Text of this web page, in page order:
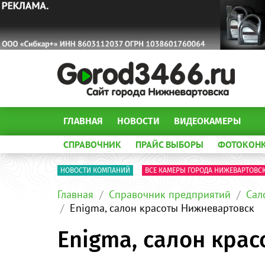
ГЛАВНАЯ НОВОСТИ ВИДЕОКАМЕРЫ
СПРАВОЧНИК ПРАЙС ВЫБОРЫ
НОВОСТИ КОМПАНИЙ ВСЕ КАМЕРЫ ГОРОДА
Главная Справочник предприятий
Enigma, салон красоты Нижневартовск
Enigma, салон